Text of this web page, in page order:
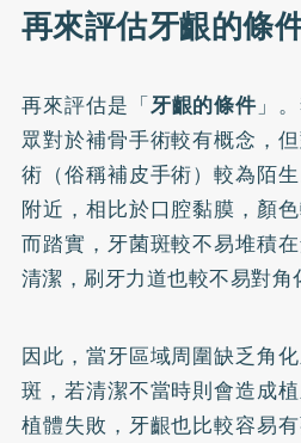
再來評估牙齦的條
再來評估是「牙齦的條件」
眾對於補骨手術較有概念，
術（俗稱補皮手術）較為陌
附近，相比於口腔黏膜，顏
而踏實，牙菌斑較不易堆積
清潔，刷牙力道也較不易對角
因此，當牙區域周圍缺乏角
斑，若清潔不當時則會造成
植體失敗，牙齦也比較容易